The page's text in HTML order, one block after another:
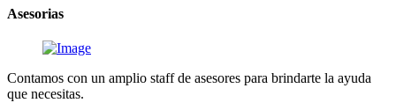
Asesorias
Contamos con un amplio staff de asesores para brindarte la ayuda
que necesitas.